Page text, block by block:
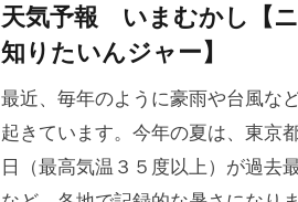
天気予報 いまむかし【
知りたいんジャー】
最近、毎年のように豪雨や台風な
起きています。今年の夏は、東京
日（最高気温３５度以上）が過去